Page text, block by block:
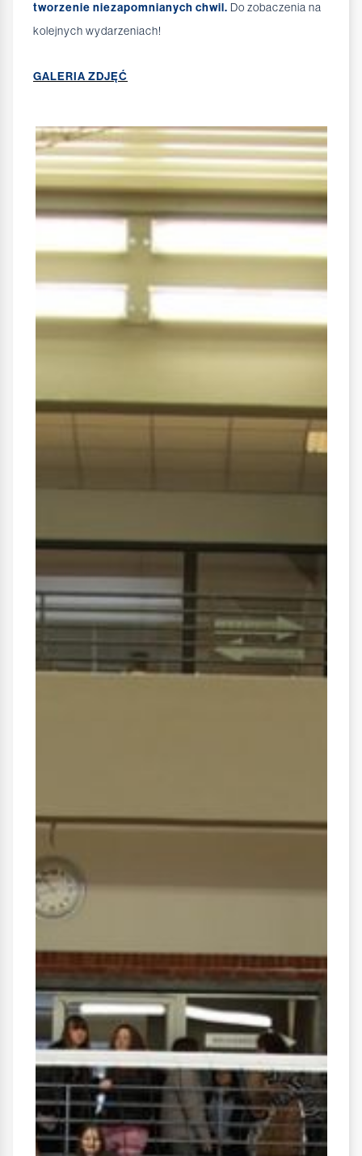
tworzenie niezapomnianych chwil. Do zobaczenia na
kolejnych wydarzeniach!
GALERIA ZDJĘĆ